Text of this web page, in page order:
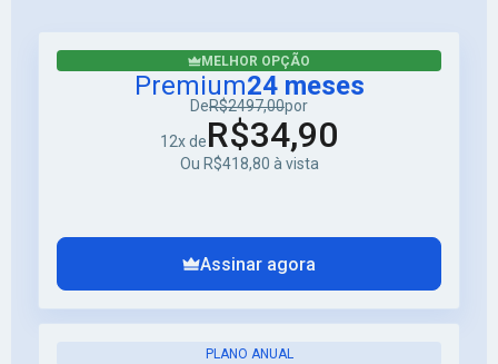
MELHOR OPÇÃO
Premium24 meses
DeR$2497,00por
12x deR$34,90
Ou R$418,80 à vista
Assinar agora
PLANO ANUAL